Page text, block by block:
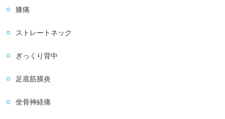
膝痛
ストレートネック
ぎっくり背中
足底筋膜炎
坐骨神経痛